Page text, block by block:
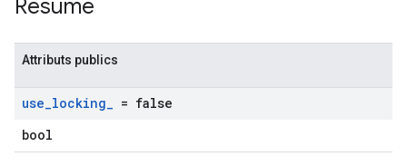
Résumé
Attributs publics
use_locking_ = false
bool